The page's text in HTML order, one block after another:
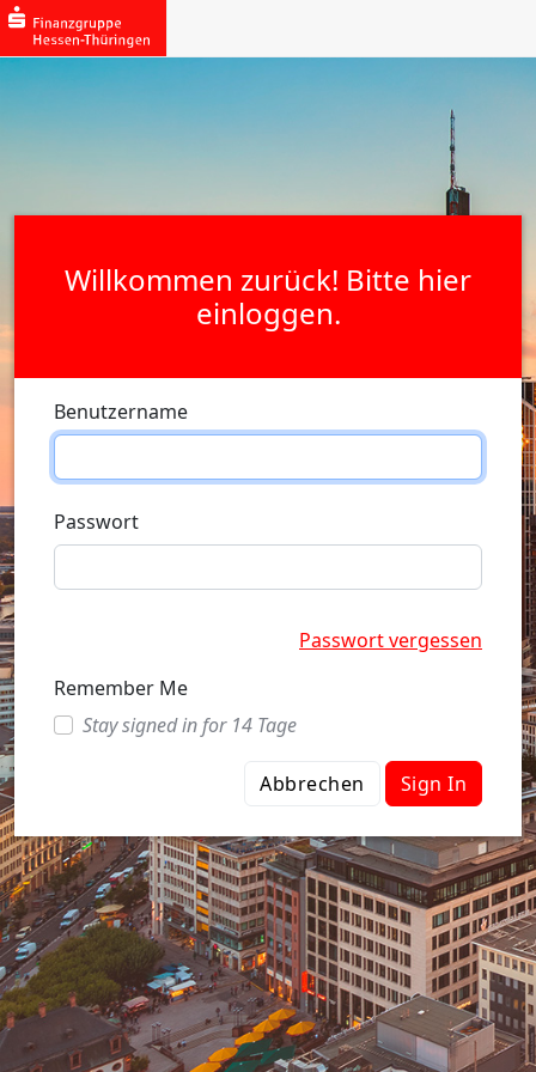
Willkommen zurück! Bitte hier
einloggen.
Benutzername
Passwort
Passwort vergessen
Remember Me
Stay signed in for 14 Tage
Abbrechen Sign In